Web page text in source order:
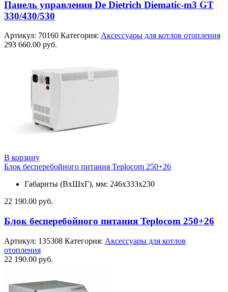
Панель управления De Dietrich Diematic-m3 GT
330/430/530
Артикул: 70160 Категория: Аксессуары для котлов отопления
293 660.00 руб.
В корзину
Блок бесперебойного питания Teplocom 250+26
Габариты (ВхШхГ), мм: 246х333х230
22 190.00 руб.
Блок бесперебойного питания Teplocom 250+26
Артикул: 135308 Категория: Аксессуары для котлов
отопления
22 190.00 руб.